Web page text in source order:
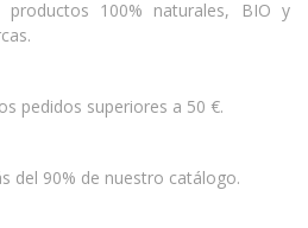
100% naturales, BIO y
pedidos superiores a 50 €.
del 90% de nuestro catálogo.